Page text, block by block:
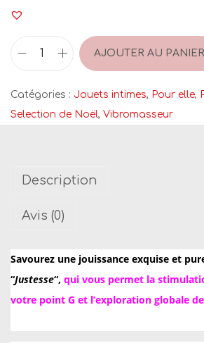
a
n
t
d
J
u
s
AJOUTER AU PANIER
Catégories : Jouets intimes, Pour elle,
Selection de Noël, Vibromasseur
Description
Avis (0)
Savourez une jouissance exquise et
“Justesse“, qui vous permet la
votre point G et l’exploration globale